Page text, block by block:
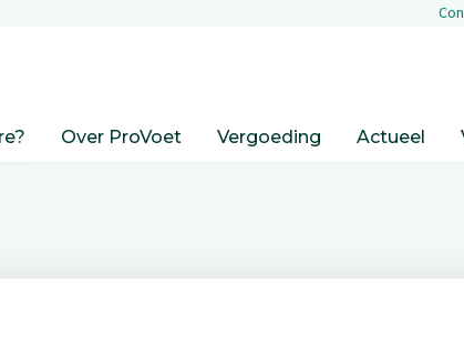
Over ProVoet Vergoeding Actueel